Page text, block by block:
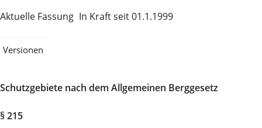
Aktuelle Fassung In Kraft seit 01.1.1999
Versionen
Schutzgebiete nach dem Allgemeinen Berggesetz
§ 215